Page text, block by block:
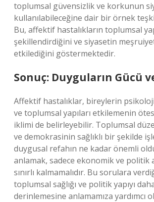
toplumsal güvensizlik ve korkunun
kullanılabileceğine dair bir örnek
Bu, affektif hastalıkların toplumsal
şekillendirdiğini ve siyasetin
etkilediğini göstermektedir.
Sonuç: Duyguların Gücü
Affektif hastalıklar, bireylerin
ve toplumsal yapıları etkilemenin
iklimi de belirleyebilir. Toplumsal
ve demokrasinin sağlıklı bir şekilde
duygusal refahın ne kadar önemli
anlamak, sadece ekonomik ve politik
sınırlı kalmamalıdır. Bu sorulara
toplumsal sağlığı ve politik yapıyı
derinlemesine anlamamıza yardımcı